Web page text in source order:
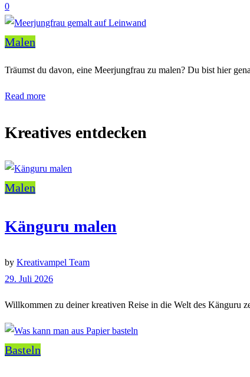
0
Malen
Träumst du davon, eine Meerjungfrau zu malen? Du bist hier
Read more
Kreatives entdecken
Malen
Känguru malen
by Kreativampel Team
29. Juli 2026
Willkommen zu deiner kreativen Reise in die Welt des Känguru
Basteln